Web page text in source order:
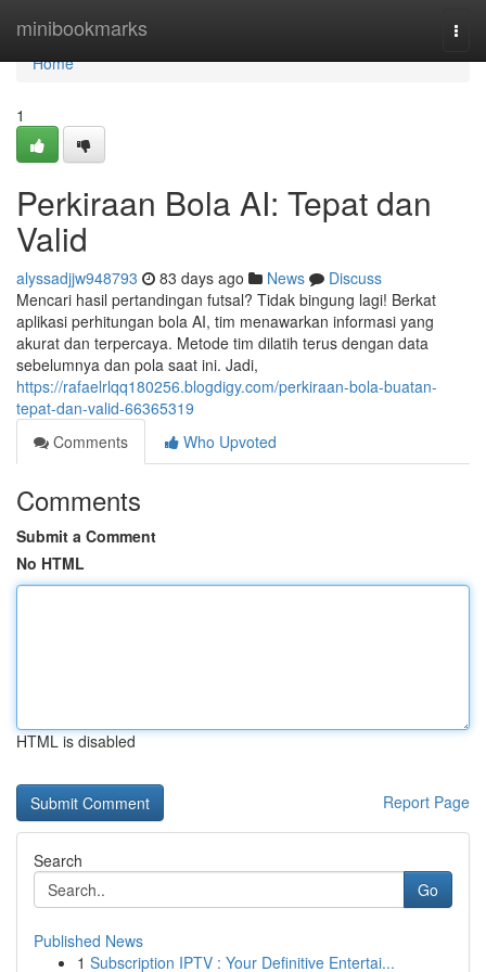
minibookmarks
Home
Home
1
Perkiraan Bola AI: Tepat dan
Valid
alyssadjjw948793 83 days ago News
Discuss
Mencari hasil pertandingan futsal? Tidak bingung lagi! Berkat
aplikasi perhitungan bola AI, tim menawarkan informasi yang
akurat dan terpercaya. Metode tim dilatih terus dengan data
sebelumnya dan pola saat ini. Jadi,
https://rafaelrlqq180256.blogdigy.com/perkiraan-bola-buatan-
tepat-dan-valid-66365319
Comments
Who Upvoted
Comments
Submit a Comment
No HTML
HTML is disabled
Report Page
Search
Go
Published News
1 Subscription IPTV : Your Definitive Entertai...